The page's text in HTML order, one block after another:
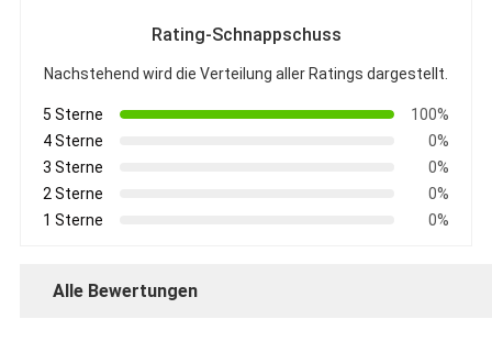
Rating-Schnappschuss
Nachstehend wird die Verteilung aller Ratings dargestellt.
5 Sterne
100%
4 Sterne
0%
3 Sterne
0%
2 Sterne
0%
1 Sterne
0%
Alle Bewertungen